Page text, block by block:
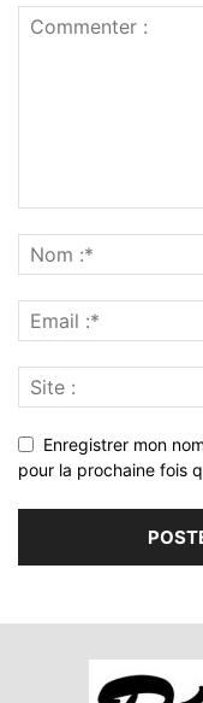
Enregistrer mon
pour la prochaine fois